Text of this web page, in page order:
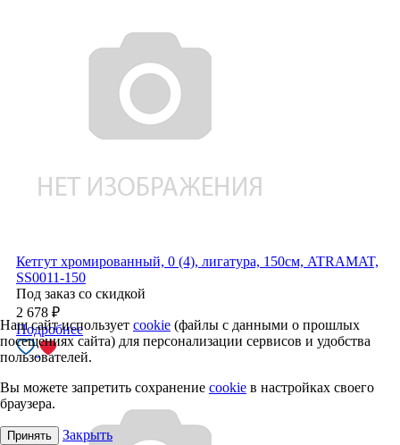
Кетгут хромированный, 0 (4), лигатура, 150см, ATRAMAT,
SS0011-150
Под заказ со скидкой
2 678 ₽
Подробнее
Наш сайт использует cookie (файлы с данными о прошлых
посещениях сайта) для персонализации сервисов и удобства
пользователей.
Вы можете запретить сохранение cookie в настройках своего
браузера.
Принять Закрыть